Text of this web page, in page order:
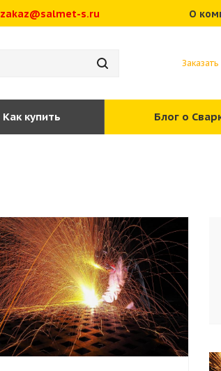
zakaz@salmet-s.ru О
Как купить Блог о